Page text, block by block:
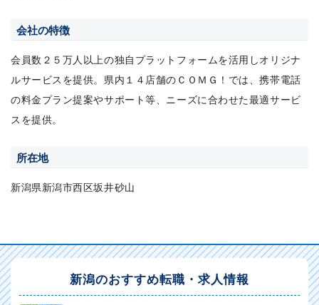
会社の特徴
会員数２５万人以上の独自プラットフォームを活用しオリジナ
ルサービスを提供。県内１４店舗のＣＯＭＧ！では、携帯電話
の料金プラン提案やサポート等、ニーズに合わせた最適サービ
スを提供。
所在地
新潟県新潟市西区坂井砂山
新潟のおすすめ転職・求人情報